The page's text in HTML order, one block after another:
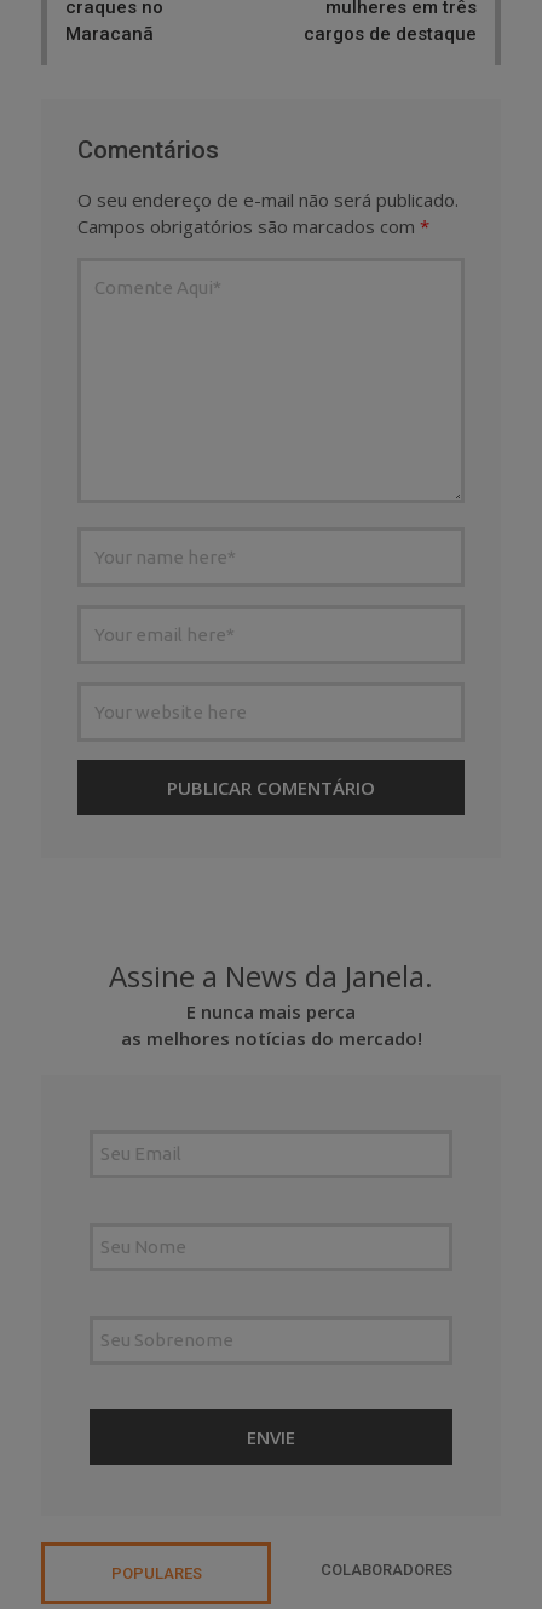
craques no
Maracanã
mulheres em três
cargos de destaque
Comentários
O seu endereço de e-mail não será publicado.
Campos obrigatórios são marcados com *
Assine a News da Janela.
E nunca mais perca
as melhores notícias do mercado!
POPULARES COLABORADORES